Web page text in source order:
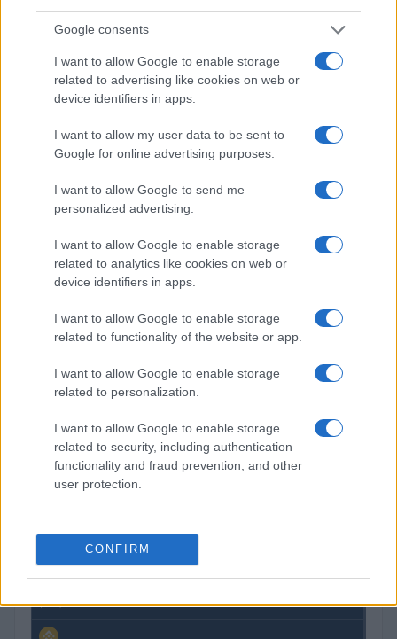
Google consents
I want to allow Google to enable storage
related to advertising like cookies on web or
device identifiers in apps.
I want to allow my user data to be sent to
Google for online advertising purposes.
I want to allow Google to send me
personalized advertising.
I want to allow Google to enable storage
related to analytics like cookies on web or
device identifiers in apps.
I want to allow Google to enable storage
related to functionality of the website or app.
I want to allow Google to enable storage
related to personalization.
I want to allow Google to enable storage
related to security, including authentication
functionality and fraud prevention, and other
user protection.
CONFIRM
Marta Ruiz · 6 Ago 2026
CRIPTOMONEDAS
Vladimir Putin firma ley que regula el uso de criptomonedas en
Rusia a partir de septiembre
Nombre Precio
(BTC)
(ETH)
$1,893.46